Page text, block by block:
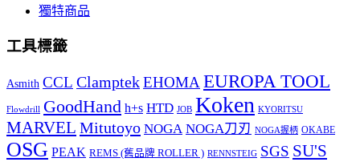
獨特商品
工具標籤
Asmith CCL ClamptekEHOMA EUROPA TOOL
Flowdrill GoodHand h+s HTD JOB Koken KYORITSU
MARVEL Mitutoyo NOGA NOGA刀刃 NOGA握柄 OKABE
OSG PEAK REMS (舊品牌 ROLLER ) RENNSTEIG SGS SU'S